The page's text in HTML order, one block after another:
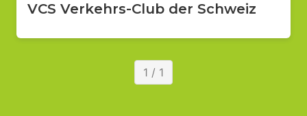
VCS Verkehrs-Club der Schweiz
1 / 1